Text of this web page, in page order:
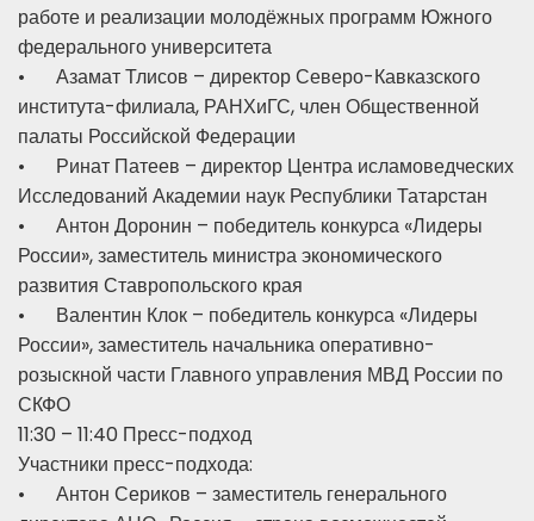
работе и реализации молодёжных программ Южного
федерального университета
•
Азамат Тлисов – директор Северо-Кавказского
института-филиала, РАНХиГС, член Общественной
палаты Российской Федерации
•
Ринат Патеев – директор Центра исламоведческих
Исследований Академии наук Республики Татарстан
•
Антон Доронин – победитель конкурса «Лидеры
России», заместитель министра экономического
развития Ставропольского края
•
Валентин Клок – победитель конкурса «Лидеры
России», заместитель начальника оперативно-
розыскной части Главного управления МВД России по
СКФО
11:30 – 11:40 Пресс-подход
Участники пресс-подхода:
•
Антон Сериков – заместитель генерального